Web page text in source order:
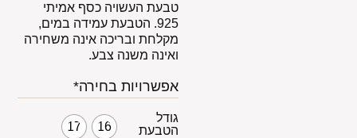
טבעת העשויה כסף אמיתי
925. הטבעת עמידה במים,
מקלחת ובריכה אינה משחירה
ואינה משנה צבע.
אפשרויות בחירה*
גודל
הטבעת
16
17